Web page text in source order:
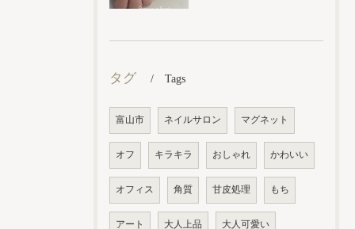
タグ Tags
富山市 ネイルサロン マグネット
オフ キラキラ おしゃれ かわいい
オフィス 角質 甘皮処理 もち
アート 大人上品 大人可愛い